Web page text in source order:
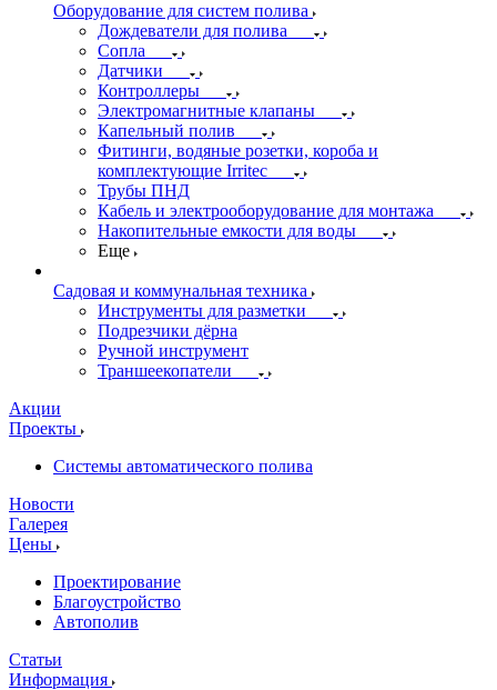
Оборудование для систем полива
Дождеватели для полива
Сопла
Датчики
Контроллеры
Электромагнитные клапаны
Капельный полив
Фитинги, водяные розетки, короба и
комплектующие Irritec
Трубы ПНД
Кабель и электрооборудование для монтажа
Накопительные емкости для воды
Еще
Садовая и коммунальная техника
Инструменты для разметки
Подрезчики дёрна
Ручной инструмент
Траншеекопатели
Акции
Проекты
Системы автоматического полива
Новости
Галерея
Цены
Проектирование
Благоустройство
Автополив
Статьи
Информация